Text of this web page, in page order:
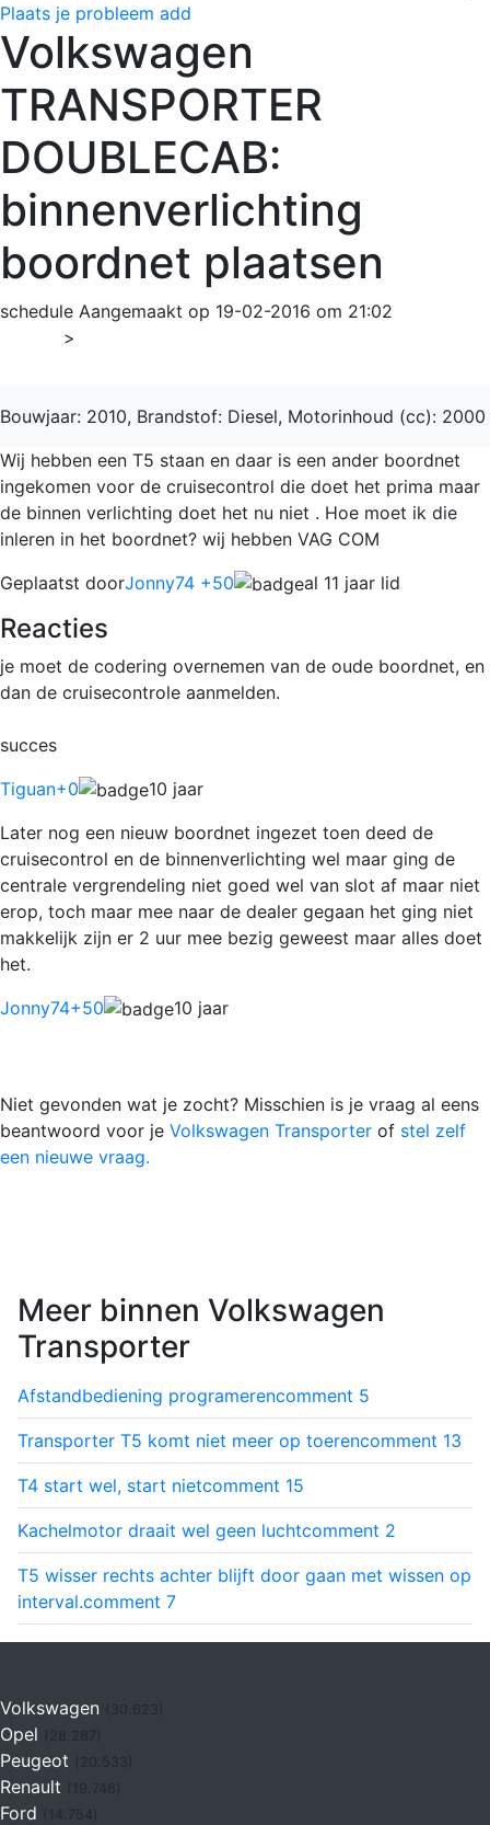
Plaats je probleem add
Volkswagen
TRANSPORTER
DOUBLECAB:
binnenverlichting
boordnet plaatsen
schedule Aangemaakt op 19-02-2016 om 21:02
>
Bouwjaar: 2010, Brandstof: Diesel, Motorinhoud (cc): 2000
Wij hebben een T5 staan en daar is een ander boordnet
ingekomen voor de cruisecontrol die doet het prima maar
de binnen verlichting doet het nu niet . Hoe moet ik die
inleren in het boordnet? wij hebben VAG COM
Geplaatst doorJonny74 +50 al 11 jaar lid
Reacties
je moet de codering overnemen van de oude boordnet, en
dan de cruisecontrole aanmelden.
succes
Tiguan+0
10 jaar
Later nog een nieuw boordnet ingezet toen deed de
cruisecontrol en de binnenverlichting wel maar ging de
centrale vergrendeling niet goed wel van slot af maar niet
erop, toch maar mee naar de dealer gegaan het ging niet
makkelijk zijn er 2 uur mee bezig geweest maar alles doet
het.
Jonny74+50 10 jaar
Niet gevonden wat je zocht? Misschien is je vraag al eens
beantwoord voor je Volkswagen Transporter of stel zelf
een nieuwe vraag.
Meer binnen Volkswagen
Transporter
Afstandbediening programerencomment 5
Transporter T5 komt niet meer op toerencomment 13
T4 start wel, start nietcomment 15
Kachelmotor draait wel geen luchtcomment 2
T5 wisser rechts achter blijft door gaan met wissen op
interval.comment 7
Volkswagen (30.623)
Opel
Peugeot
Renault (19.746)
Ford (14.754)